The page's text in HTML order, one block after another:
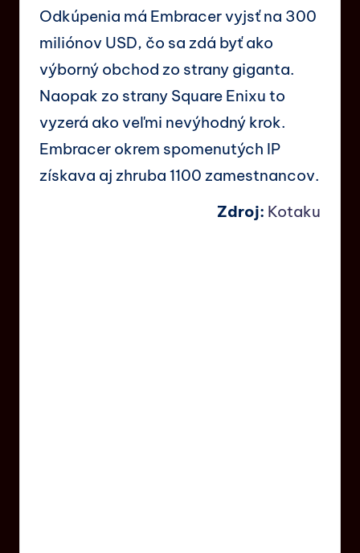
Odkúpenia má Embracer vyjsť na 300
miliónov USD, čo sa zdá byť ako
výborný obchod zo strany giganta.
Naopak zo strany Square Enixu to
vyzerá ako veľmi nevýhodný krok.
Embracer okrem spomenutých IP
získava aj zhruba 1100 zamestnancov.
Zdroj: Kotaku